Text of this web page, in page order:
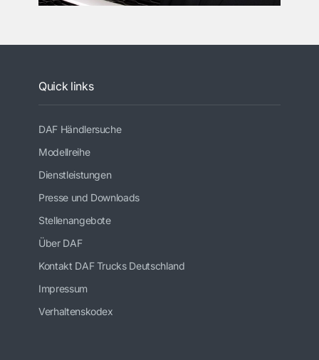
Quick links
DAF Händlersuche
Modellreihe
Dienstleistungen
Presse und Downloads
Stellenangebote
Über DAF
Kontakt DAF Trucks Deutschland
Impressum
Verhaltenskodex